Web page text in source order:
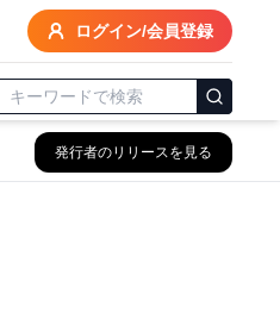
ログイン/会員登録
発行者のリリースを見る